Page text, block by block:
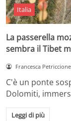
Italia
La passerella
sembra il Tibet
Francesca Petriccione
C'è un ponte
Dolomiti,
Leggi di più